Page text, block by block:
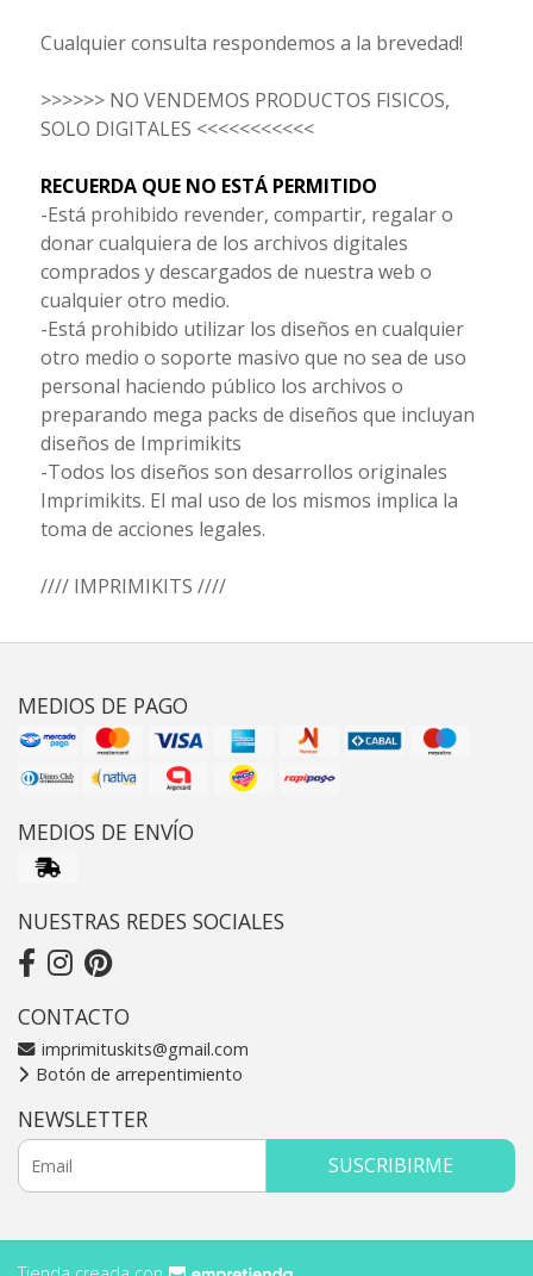
Cualquier consulta respondemos a la brevedad!
>>>>>> NO VENDEMOS PRODUCTOS FISICOS,
SOLO DIGITALES <<<<<<<<<<<
RECUERDA QUE NO ESTÁ PERMITIDO
-Está prohibido revender, compartir, regalar o
donar cualquiera de los archivos digitales
comprados y descargados de nuestra web o
cualquier otro medio.
-Está prohibido utilizar los diseños en cualquier
otro medio o soporte masivo que no sea de uso
personal haciendo público los archivos o
preparando mega packs de diseños que incluyan
diseños de Imprimikits
-Todos los diseños son desarrollos originales
Imprimikits. El mal uso de los mismos implica la
toma de acciones legales.
//// IMPRIMIKITS ////
MEDIOS DE PAGO
MEDIOS DE ENVÍO
NUESTRAS REDES SOCIALES
CONTACTO
imprimituskits@gmail.com
Botón de arrepentimiento
NEWSLETTER
SUSCRIBIRME